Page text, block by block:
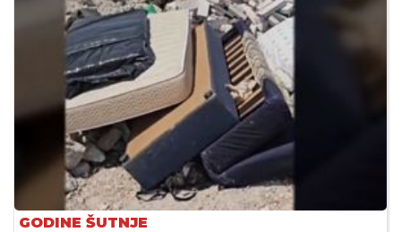
GODINE ŠUTNJE